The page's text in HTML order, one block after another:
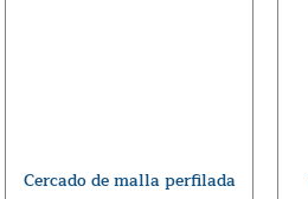
Cercado de malla perfilada